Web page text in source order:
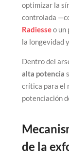
optimizar la
controlada
Radiesseo un
la longevidad
Dentro del
alta potencia
crítica para el
potenciación
de la